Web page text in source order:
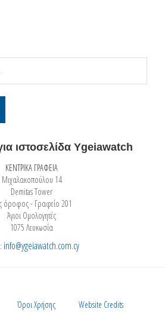
ιστοσελίδα Ygeiawatch
ΚΕΝΤΡΙΚΑ ΓΡΑΦΕΙΑ
Μιχαλακοπούλου 14
Demitas Tower
όροφος - Γραφείο 201
Άγιοι Ομολογητές
1075 Λευκωσία
info@ygeiawatch.com.cy
Όροι Χρήσης Website Credits